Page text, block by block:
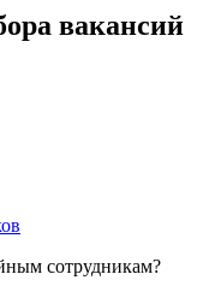
вакансий
сотрудникам?